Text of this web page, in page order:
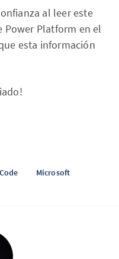
al leer este
Power Platform en el
esta información
Microsoft